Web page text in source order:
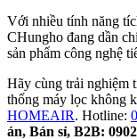
Với nhiều tính năng
CHungho đang dần
sản phẩm công nghệ
Hãy cùng trải nghiệm
thống máy lọc không
HOMEAIR. Hotline:
án, Bán sỉ, B2B: